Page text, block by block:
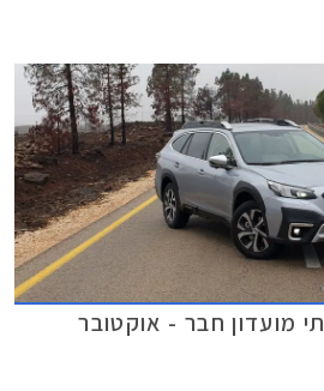
וכוללים עמלת הקמה בסך 1.5% ממחיר הרכב ודמי משכון ושעבוד בסך 350 ₪,
מועדון חבר - אוקטובר